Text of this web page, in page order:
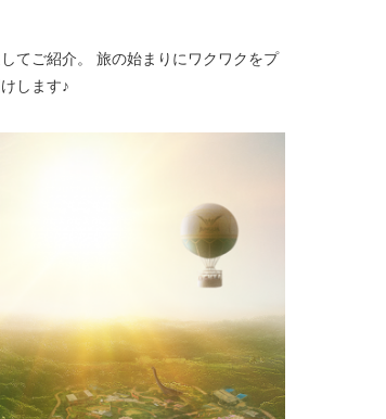
てご紹介。 旅の始まりにワクワクをプ
します♪